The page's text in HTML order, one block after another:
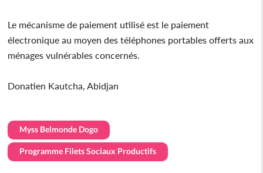
Le mécanisme de paiement utilisé est le paiement
électronique au moyen des téléphones portables offerts aux
ménages vulnérables concernés.
Donatien Kautcha, Abidjan
Myss Belmonde Dogo
Programme Filets Sociaux Productifs